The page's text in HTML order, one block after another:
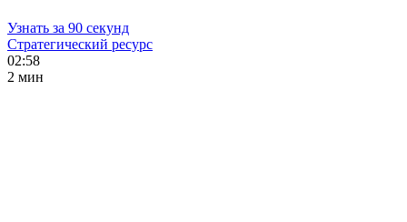
Узнать за 90 секунд
Стратегический ресурс
02:58
2 мин